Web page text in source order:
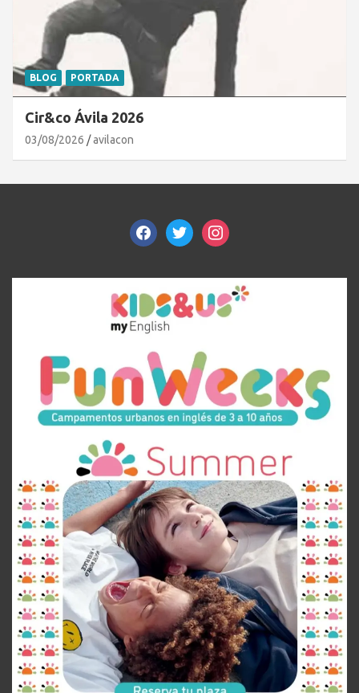
BLOG PORTADA
Cir&co Ávila 2026
03/08/2026 avilacon
facebooktwitterinstagram